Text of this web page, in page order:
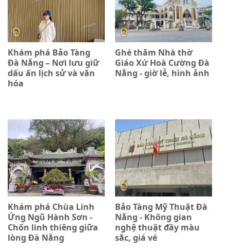
Khám phá Bảo Tàng
Đà Nẵng – Nơi lưu giữ
dấu ấn lịch sử và văn
hóa
Ghé thăm Nhà thờ
Giáo Xứ Hoà Cường Đà
Nẵng - giờ lễ, hình ảnh
Khám phá Chùa Linh
Ứng Ngũ Hành Sơn -
Chốn linh thiêng giữa
lòng Đà Nẵng
Bảo Tàng Mỹ Thuật Đà
Nẵng - Không gian
nghệ thuật đầy màu
sắc, giá vé